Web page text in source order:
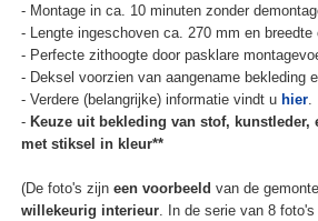
- Montage in ca. 10 minuten zonder
- Lengte ingeschoven ca. 270 mm en breedte
- Perfecte zithoogte door pasklare
- Deksel voorzien van aangename bekleding
- Verdere (belangrijke) informatie vindt u hier.
- Keuze uit bekleding van stof, kunstleder,
met stiksel in kleur**
(De foto's zijn een voorbeeld van de
willekeurig interieur. In de serie van 8